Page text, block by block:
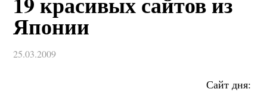
Японии
25.03.2009
Сайт дня: